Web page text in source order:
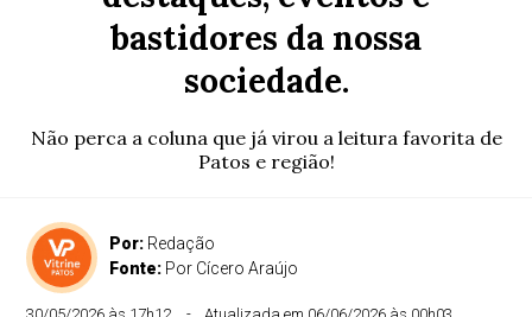
bastidores da nossa
sociedade.
Não perca a coluna que já virou a leitura favorita de
Patos e região!
Por: Redação
Fonte: Por Cícero Araújo